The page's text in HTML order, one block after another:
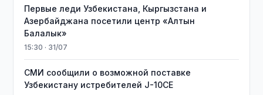
Первые леди Узбекистана, Кыргызстана и
Азербайджана посетили центр «Алтын
Балалык»
15:30 · 31/07
СМИ сообщили о возможной поставке
Узбекистану истребителей J-10CE